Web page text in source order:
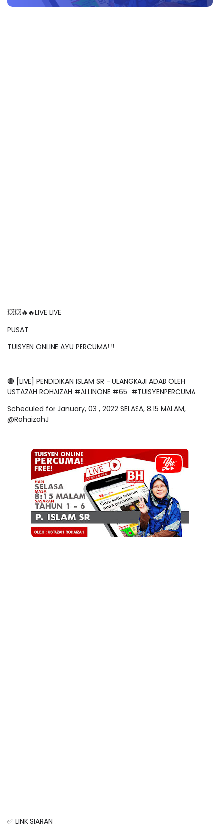
💥💥🔥🔥LIVE LIVE
PUSAT
TUISYEN ONLINE AYU PERCUMA‼️‼️
🔴 [LIVE] PENDIDIKAN ISLAM SR - ULANGKAJI ADAB OLEH
USTAZAH ROHAIZAH #ALLINONE #65 #TUISYENPERCUMA
Scheduled for January, 03 , 2022 SELASA, 8.15 MALAM,
@RohaizahJ
✅ LINK SIARAN :